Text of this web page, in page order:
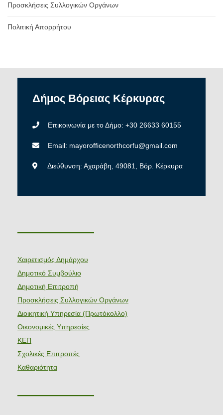
Προσκλήσεις Συλλογικών Οργάνων
Πολιτική Απορρήτου
Δήμος Βόρειας Κέρκυρας
Επικοινωνία με το Δήμο: +30 26633 60155
Email: mayorofficenorthcorfu@gmail.com
Διεύθυνση: Αχαράβη, 49081, Βόρ. Κέρκυρα
———————
Χαιρετισμός Δημάρχου
Δημοτικό Συμβούλιο
Δημοτική Επιτροπή
Προσκλήσεις Συλλογικών Οργάνων
Διοικητική Υπηρεσία (Πρωτόκολλο)
Οικονομικές Υπηρεσίες
ΚΕΠ
Σχολικές Επιτροπές
Καθαριότητα
———————